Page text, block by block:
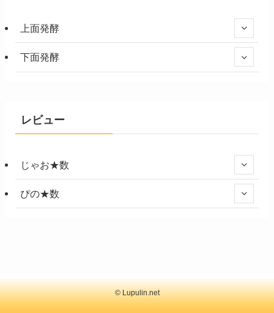
上面発酵
下面発酵
レビュー
じゃお★数
ぴの★数
©Lupulin.net